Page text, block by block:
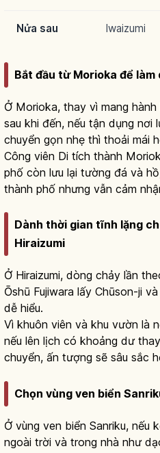
Nửa sau Iwaizumi
Bắt đầu từ Morioka để
Ở Morioka, thay vì mang
sau khi đến, nếu tận dụng nơi
chuyển gọn nhẹ thì thoải mái
Công viên Di tích thành
phố còn lưu lại tường đá và
thành phố nhưng vẫn cảm
Dành thời gian tĩnh lặng
Hiraizumi
Ở Hiraizumi, dòng chảy lần
Ōshū Fujiwara lấy Chūson-ji
dễ hiểu.
Vì khuôn viên và khu vườn là
nếu lên lịch có khoảng dư
chuyển, ấn tượng sẽ sâu sắc
Chọn vùng ven biển
Ở vùng ven biển Sanriku, nếu
ngoài trời và trong nhà như